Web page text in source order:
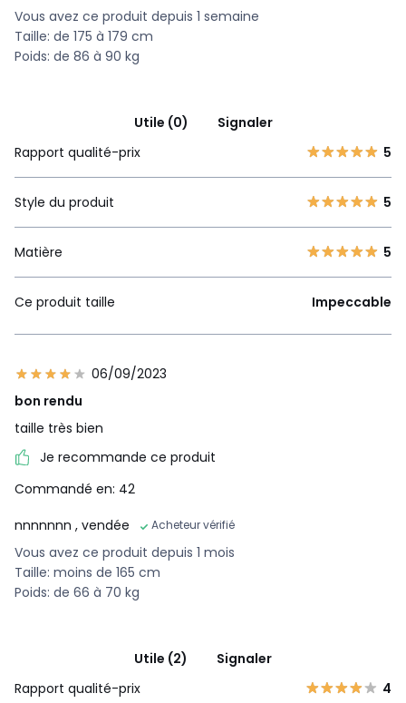
Vous avez ce produit depuis 1 semaine
Taille: de 175 à 179 cm
Poids: de 86 à 90 kg
Utile (0)
Signaler
Rapport qualité-prix
5
Style du produit 5
Matière 5
Ce produit taille Impeccable
06/09/2023
bon rendu
taille très bien
Je recommande ce produit
Commandé en: 42
nnnnnnn , vendée Acheteur vérifié
Vous avez ce produit depuis 1 mois
Taille: moins de 165 cm
Poids: de 66 à 70 kg
Utile (2)
Signaler
Rapport qualité-prix
4